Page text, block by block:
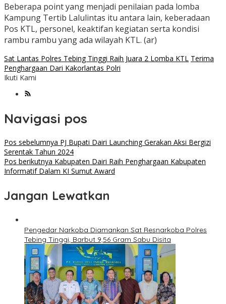
Beberapa point yang menjadi penilaian pada lomba
Kampung Tertib Lalulintas itu antara lain, keberadaan
Pos KTL, personel, keaktifan kegiatan serta kondisi
rambu rambu yang ada wilayah KTL. (ar)
Sat Lantas Polres Tebing Tinggi Raih Juara 2 Lomba KTL Terima
Penghargaan Dari Kakorlantas Polri
Ikuti Kami
Navigasi pos
Pos sebelumnya PJ Bupati Dairi Launching Gerakan Aksi Bergizi
Serentak Tahun 2024
Pos berikutnya Kabupaten Dairi Raih Penghargaan Kabupaten
Informatif Dalam KI Sumut Award
Jangan Lewatkan
Pengedar Narkoba Diamankan Sat Resnarkoba Polres
Tebing Tinggi, Barbut 9,56 Gram Sabu Disita